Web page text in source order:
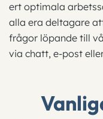
ert optimala
alla era deltagare
frågor löpande till
via chatt, e-post